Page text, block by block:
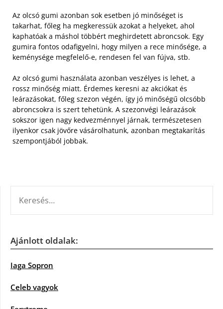
Az olcsó gumi azonban sok esetben jó minőséget is
takarhat, főleg ha megkeressük azokat a helyeket, ahol
kaphatóak a máshol többért meghirdetett abroncsok. Egy
gumira fontos odafigyelni, hogy milyen a rece minősége, a
keménysége megfelelő-e, rendesen fel van fújva, stb.
Az olcsó gumi használata azonban veszélyes is lehet, a
rossz minőség miatt. Érdemes keresni az akciókat és
leárazásokat, főleg szezon végén, így jó minőségű olcsóbb
abroncsokra is szert tehetünk. A szezonvégi leárazások
sokszor igen nagy kedvezménnyel járnak, természetesen
ilyenkor csak jövőre vásárolhatunk, azonban megtakarítás
szempontjából jobbak.
Ajánlott oldalak:
Iaga Sopron
Celeb vagyok